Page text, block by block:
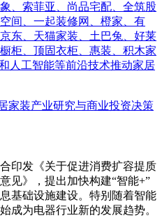
、索菲亚、尚品宅配、全筑股
间、一起装修网、橙家、有
东、天猫家装、土巴兔、好莱
柜、顶固衣柜、惠装、积木家
人工智能等前沿技术推动家居
发《关于促进消费扩容提质
见》，提出加快构建“智能+”
基础设施建设。特别随着智能
成为电器行业新的发展趋势。